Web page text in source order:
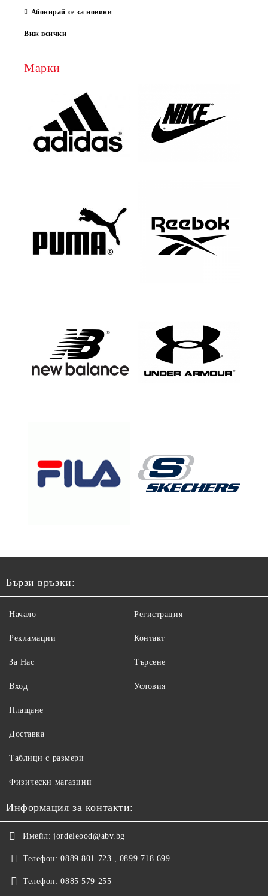
Абонирай се за новини
Виж всички
Марки
Бързи връзки:
Начало
Рекламации
За Нас
Вход
Регистрация
Контакт
Търсене
Условия
Плащане
Доставка
Таблици с размери
Физически магазини
Информация за контакти:
Имейл: jordeleood@abv.bg
Телефон: 0889 801 723 , 0899 718 699
Телефон: 0885 579 255